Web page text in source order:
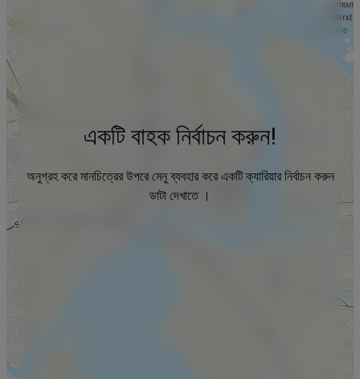
একটি বাহক নির্বাচন করুন!
অনুগ্রহ করে মানচিত্রের উপরে মেনু ব্যবহার করে একটি ক্যারিয়ার নির্বাচন করুন
ডাটা দেখাতে ।